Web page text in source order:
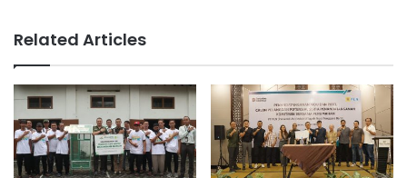
Related Articles